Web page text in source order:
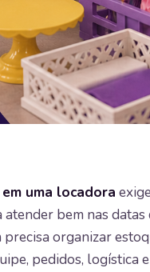
uma locadora
bem nas datas
organizar
pedidos, logística e